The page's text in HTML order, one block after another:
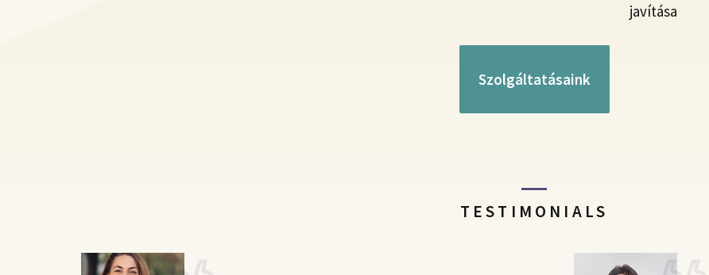
javítása
Szolgáltatásaink
TESTIMONIALS